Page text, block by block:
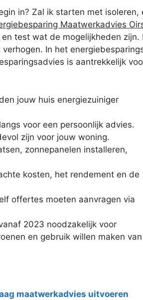
in? Zal ik starten met
Maatwerkadvies
test wat de mogelijkheden
In het
is aantrekkelijk
jouw huis energiezuiniger
voor een persoonlijk advies.
zijn voor jouw woning.
zonnepanelen installeren,
kosten, het rendement en de
offertes moeten aanvragen via
2023 noodzakelijk voor
en gebruik willen maken van
maatwerkadvies uitvoeren